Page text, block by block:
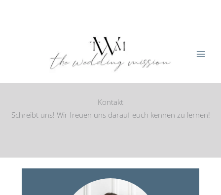
Kontakt
Schreibt uns! Wir freuen uns darauf euch kennen zu lernen!